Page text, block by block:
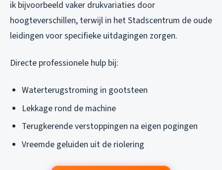
ik bijvoorbeeld vaker drukvariaties door
hoogteverschillen, terwijl in het Stadscentrum de oude
leidingen voor specifieke uitdagingen zorgen.
Directe professionele hulp bij:
Waterterugstroming in gootsteen
Lekkage rond de machine
Terugkerende verstoppingen na eigen pogingen
Vreemde geluiden uit de riolering